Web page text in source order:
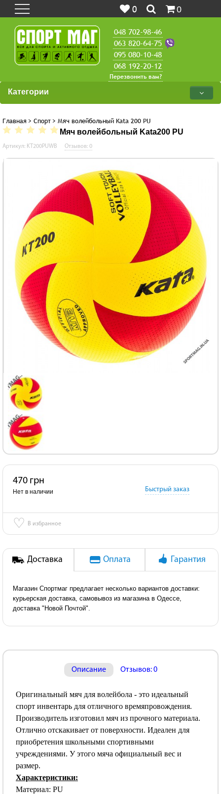
0 0
048 702-98-46
063 820-64-75
095 080-10-48
068 192-20-12
Перезвонить вам?
Категории
Главная > Спорт > Мяч волейбольный Kata 200 PU
Мяч волейбольный Kata200 PU
Артикул: KT200PUWB Отзывов: 0
470 грн
Нет в наличии Быстрый заказ
♡ В избранное
Доставка Оплата Гарантия
Магазин Спортмаг предлагает несколько вариантов доставки:
курьерская доставка, самовывоз из магазина в Одессе,
доставка "Новой Почтой".
Описание Отзывов: 0
Оригинальный мяч для волейбола - это идеальный
спорт инвентарь для отличного времяпровождения.
Производитель изготовил мяч из прочного материала.
Отлично отскакивает от поверхности. Идеален для
приобретения школьными спортивными
учреждениями. У этого мяча официальный вес и
размер.
Характеристики:
Материал: PU